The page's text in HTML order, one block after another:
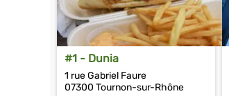
#1 - Dunia
1 rue Gabriel Faure
07300 Tournon-sur-Rhône